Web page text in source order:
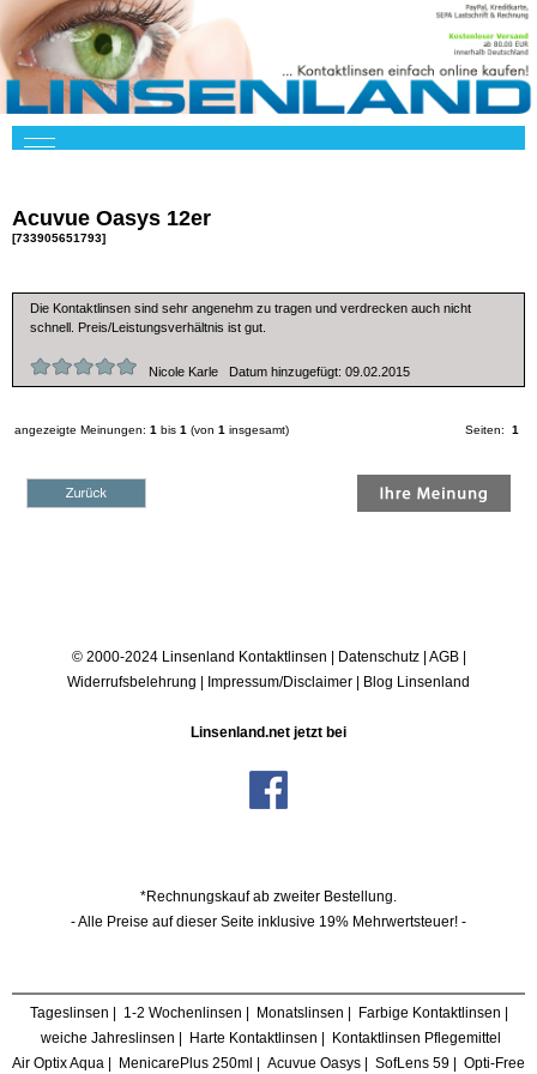
Acuvue Oasys 12er
[733905651793]
Die Kontaktlinsen sind sehr angenehm zu tragen und verdrecken auch nicht
schnell. Preis/Leistungsverhältnis ist gut.
Nicole Karle Datum hinzugefügt: 09.02.2015
angezeigte Meinungen: 1 bis 1 (von 1 insgesamt) Seiten: 1
© 2000-2024 Linsenland Kontaktlinsen | Datenschutz| AGB|
Widerrufsbelehrung | Impressum/Disclaimer | Blog Linsenland
Linsenland.net jetzt bei
*Rechnungskauf ab zweiter Bestellung.
- Alle Preise auf dieser Seite inklusive 19% Mehrwertsteuer! -
Tageslinsen 1-2 Wochenlinsen Monatslinsen Farbige Kontaktlinsen
weiche Jahreslinsen
Harte Kontaktlinsen
Kontaktlinsen Pflegemittel
Air Optix Aqua
MenicarePlus 250ml Acuvue Oasys SofLens 59 Opti-Free